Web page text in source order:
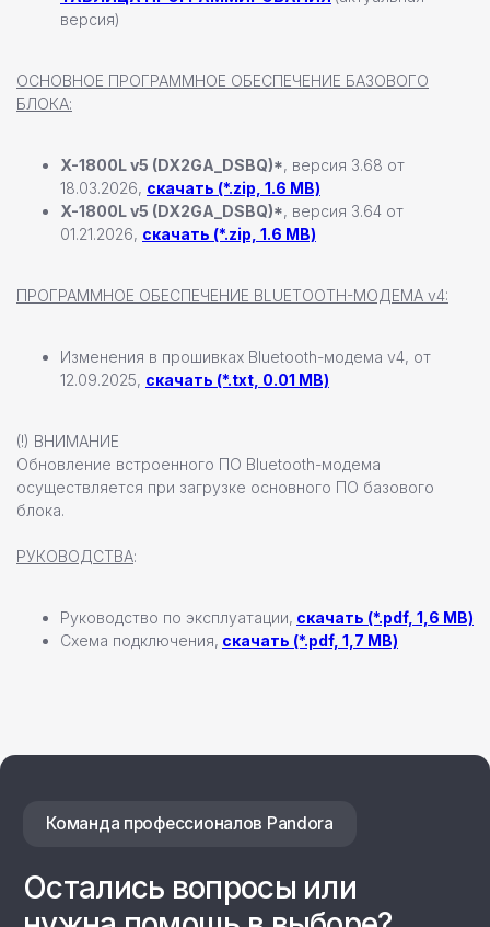
версия)
ОСНОВНОЕ ПРОГРАММНОЕ ОБЕСПЕЧЕНИЕ БАЗОВОГО
БЛОКА:
X-1800L v5 (DX2GA_DSBQ)*, версия 3.68 от
18.03.2026, скачать (*.zip, 1.6 MB)
X-1800L v5 (DX2GA_DSBQ)*, версия 3.64 от
01.21.2026, скачать (*.zip, 1.6 MB)
ПРОГРАММНОЕ ОБЕСПЕЧЕНИЕ BLUETOOTH-МОДЕМА v4:
Изменения в прошивках Bluetooth-модема v4, от
12.09.2025, скачать (*.txt, 0.01 MB)
(!) ВНИМАНИЕ
Обновление встроенного ПО Bluetooth-модема
осуществляется при загрузке основного ПО базового
блока.
РУКОВОДСТВА:
Руководство по эксплуатации, скачать (*.pdf, 1,6 MB)
Схема подключения, скачать (*.pdf, 1,7 MB)
+7 (911) 22 00 506
info@pandora-volt.ru
Политика
Новости компании